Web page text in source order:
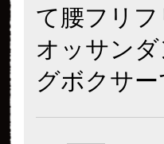
て腰フリフ
オッサン
グボクサ